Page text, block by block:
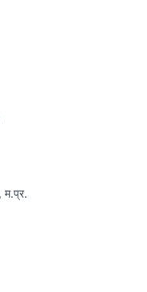
म.प्र.